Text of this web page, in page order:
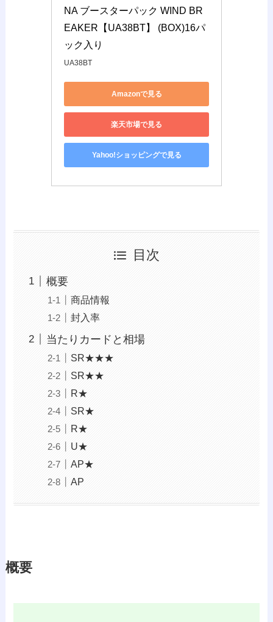
NA ブースターパック WIND BR
EAKER【UA38BT】 (BOX)16パ
ック入り
UA38BT
Amazonで見る
楽天市場で見る
Yahoo!ショッピングで見る
目次
概要
商品情報
封入率
当たりカードと相場
SR★★★
SR★★
R★
SR★
R★
U★
AP★
AP
概要